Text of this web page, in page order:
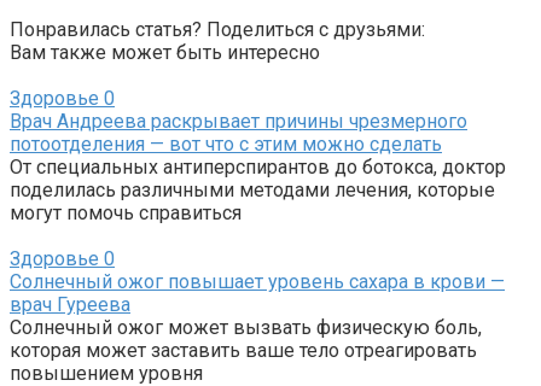
Понравилась статья? Поделиться с друзьями:
Вам также может быть интересно
Здоровье 0
Врач Андреева раскрывает причины чрезмерного
потоотделения — вот что с этим можно сделать
От специальных антиперспирантов до ботокса, доктор
поделилась различными методами лечения, которые
могут помочь справиться
Здоровье 0
Солнечный ожог повышает уровень сахара в крови —
врач Гуреева
Солнечный ожог может вызвать физическую боль,
которая может заставить ваше тело отреагировать
повышением уровня